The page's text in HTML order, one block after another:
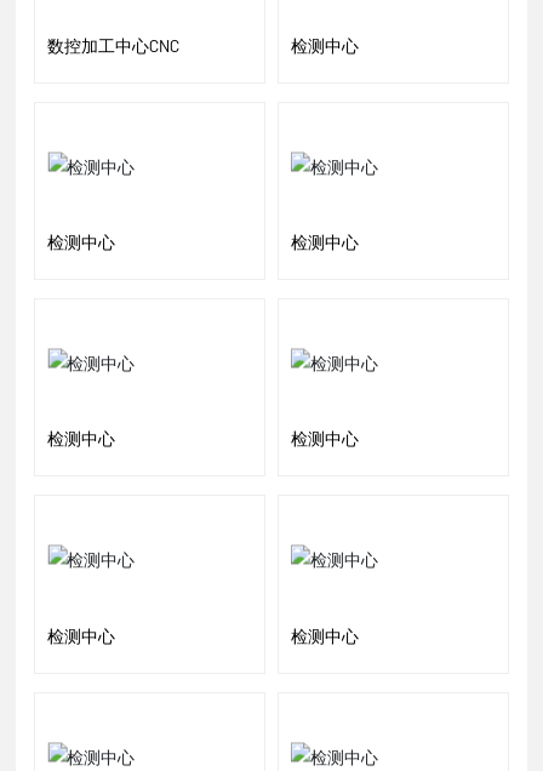
数控加工中心CNC 检测中心
检测中心 检测中心
检测中心 检测中心
检测中心 检测中心